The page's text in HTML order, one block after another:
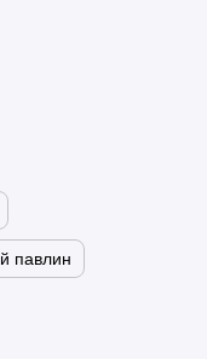
павлин